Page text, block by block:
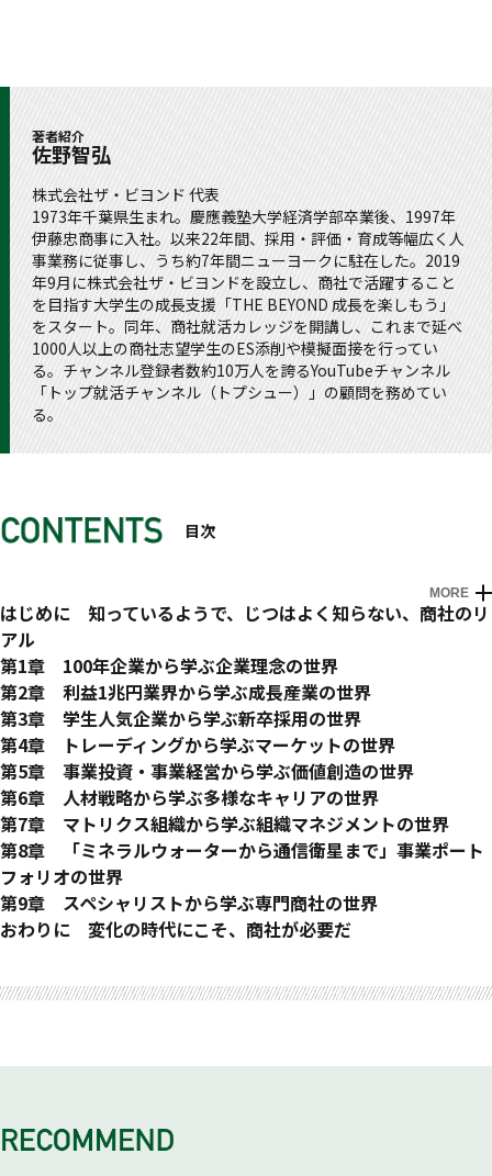
著者紹介
佐野智弘
株式会社ザ・ビヨンド 代表
1973年千葉県生まれ。慶應義塾大学経済学部卒業後、1997年
伊藤忠商事に入社。以来22年間、採用・評価・育成等幅広く人
事業務に従事し、うち約7年間ニューヨークに駐在した。2019
年9月に株式会社ザ・ビヨンドを設立し、商社で活躍すること
を目指す大学生の成長支援「THE BEYOND 成長を楽しもう」
をスタート。同年、商社就活カレッジを開講し、これまで延べ
1000人以上の商社志望学生のES添削や模擬面接を行ってい
る。チャンネル登録者数約10万人を誇るYouTubeチャンネル
「トップ就活チャンネル（トプシュー）」の顧問を務めてい
る。
目次
MORE
はじめに 知っているようで、じつはよく知らない、商社のリ
アル
第1章 100年企業から学ぶ企業理念の世界
1 総合商社は100年企業
2 100年続く要因
3 企業理念
4 自己変革
5 グローバル
6 人的資本
COLUMN 創業地を訪ねる
第2章 利益1兆円業界から学ぶ成長産業の世界
1 連結純利益1兆円
2 ビジネスモデル
3 事業領域
4 アセット
5 リスクマネジメント
6 人財
COLUMN ウォーレン・バフェットはなぜ「Sogo Shosha」
に投資したか？
第3章 学生人気企業から学ぶ新卒採用の世界
1 商社は昔も今も人気業界
2 働きがい
3 報酬
4 オフィス
5 ブランド
6 新卒採用のトレンド
COLUMN 商社パーソンはモテる？
第4章 トレーディングから学ぶマーケットの世界
1 トレーディングとは？
2 受け渡し
3 商材
4 生産者支援
5 トレーサビリティ
6 マーケットイン
COLUMN 国際情勢の混乱はチャンス？ ピンチ？
第5章 事業投資・事業経営から学ぶ価値創造の世界
1 事業投資・事業経営とは？
2 価値創造プロセス
3 出資先の企業価値向上
4 バリューチェーン強化
5 ベンチャーとの連携
6 ベンチャーキャピタルやPEファンドとの違い
第6章 人材戦略から学ぶ多様なキャリアの世界
1 商社の人材戦略
2 経営経験
3 出向経験
4 海外経験
5 女性活躍推進
COLUMN 「辞め商社」は活躍している？
第7章 マトリクス組織から学ぶ組織マネジメントの世界
1 商社組織の全体像
2 タテ割り組織
3 ヨコ串組織
4 コーポレート
6 グループ会社
COLUMN 「配属ガチャ」を恐れるな
第8章 「ミネラルウォーターから通信衛星まで」事業ポート
フォリオの世界
1 食料ビジネス
2 資源・エネルギービジネス
4 リテールビジネス
5 モビリティビジネス
COLUMN 総合商社はコングロマリット・ディスカウントを
第9章 スペシャリストから学ぶ専門商社の世界
1 専門商社とは？
3 機械・半導体専門商社
4 エネルギー専門商社
6 食品専門商社
おわりに 変化の時代にこそ、商社が必要だ